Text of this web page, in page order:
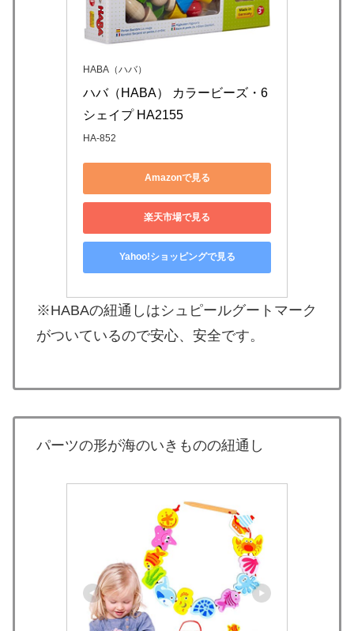
HABA（ハバ）
ハバ（HABA） カラービーズ・6
シェイプ HA2155
HA-852
Amazonで見る
楽天市場で見る
Yahoo!ショッピングで見る
※HABAの紐通しはシュピールグートマーク
がついているので安心、安全です。
パーツの形が海のいきものの紐通し